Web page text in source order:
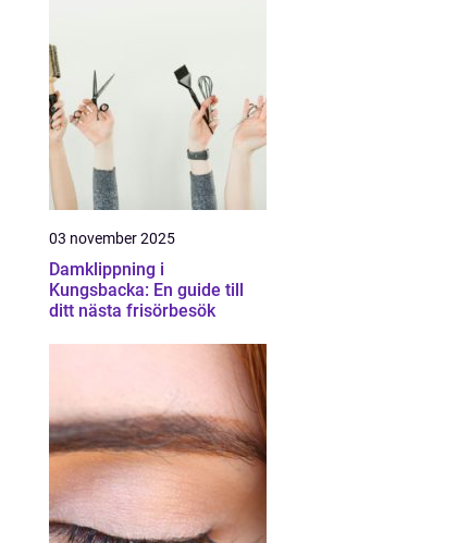
03 november 2025
Damklippning i
Kungsbacka: En guide till
ditt nästa frisörbesök